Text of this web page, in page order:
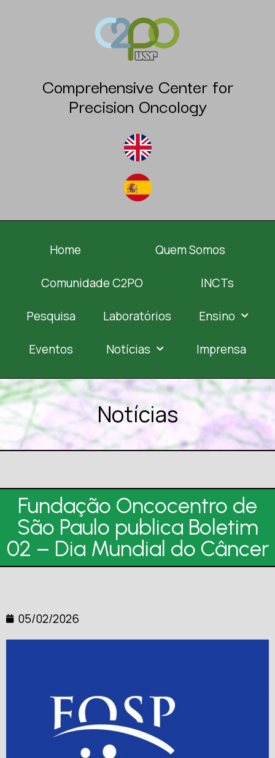
Comprehensive Center for
Precision Oncology
Home Quem Somos
Comunidade C2PO INCTs
Pesquisa Laboratórios Ensino
Eventos Notícias Imprensa
Notícias
Fundação Oncocentro de
São Paulo publica Boletim
02 – Dia Mundial do Câncer
05/02/2026